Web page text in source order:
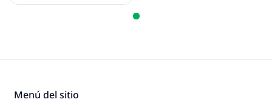
Menú del sitio